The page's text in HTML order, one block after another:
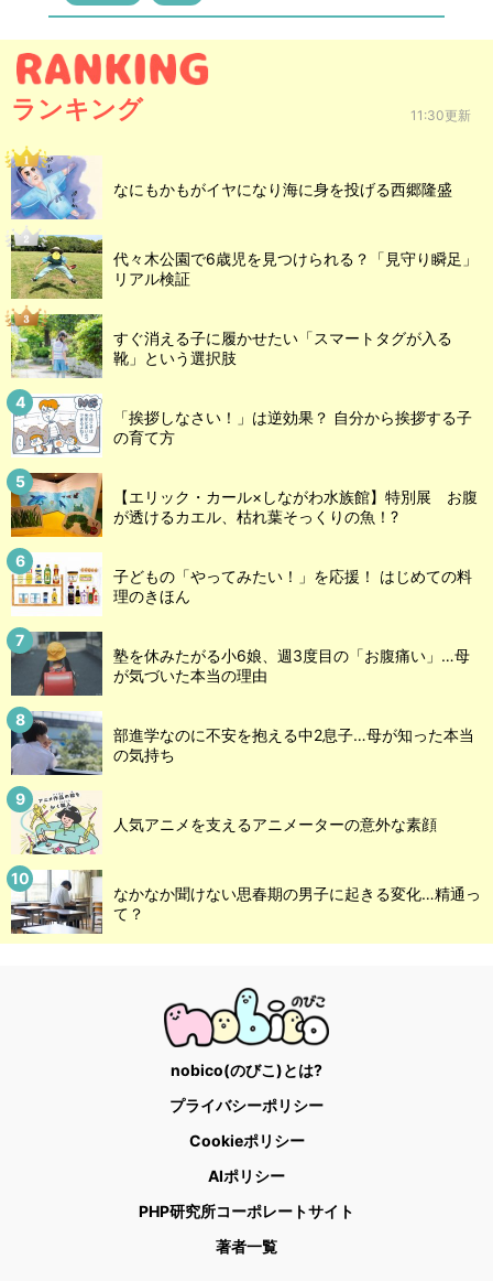
ランキング 11:30更新
なにもかもがイヤになり海に身を投げる西郷隆盛
代々木公園で6歳児を見つけられる？「見守り瞬足」
リアル検証
すぐ消える子に履かせたい「スマートタグが入る
靴」という選択肢
「挨拶しなさい！」は逆効果？ 自分から挨拶する子
の育て方
【エリック・カール×しながわ水族館】特別展 お腹
が透けるカエル、枯れ葉そっくりの魚！?
子どもの「やってみたい！」を応援！ はじめての料
理のきほん
塾を休みたがる小6娘、週3度目の「お腹痛い」…母
が気づいた本当の理由
部進学なのに不安を抱える中2息子…母が知った本当
の気持ち
人気アニメを支えるアニメーターの意外な素顔
なかなか聞けない思春期の男子に起きる変化…精通っ
て？
nobico(のびこ)とは?
プライバシーポリシー
Cookieポリシー
AIポリシー
PHP研究所コーポレートサイト
著者一覧